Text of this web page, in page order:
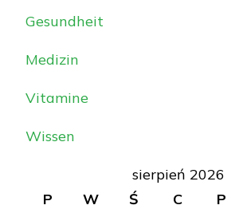
Gesundheit
Medizin
Vitamine
Wissen
sierpień 2026
P
W Ś C P